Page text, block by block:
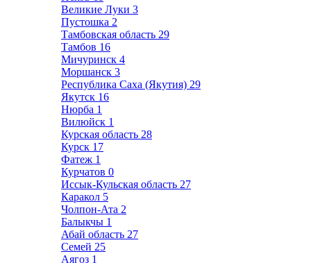
Великие Луки 3
Пустошка 2
Тамбовская область 29
Тамбов 16
Мичуринск 4
Моршанск 3
Республика Саха (Якутия) 29
Якутск 16
Нюрба 1
Вилюйск 1
Курская область 28
Курск 17
Фатеж 1
Курчатов 0
Иссык-Кульская область 27
Каракол 5
Чолпон-Ата 2
Балыкчы 1
Абай область 27
Семей 25
Аягоз 1